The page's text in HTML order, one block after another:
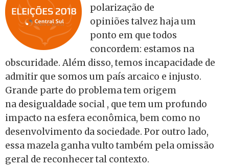
polarização de
opiniões talvez haja um
ponto em que todos
concordem: estamos na
obscuridade. Além disso, temos incapacidade de
admitir que somos um país arcaico e injusto.
Grande parte do problema tem origem
na desigualdade social , que tem um profundo
impacto na esfera econômica, bem como no
desenvolvimento da sociedade. Por outro lado,
essa mazela ganha vulto também pela omissão
geral de reconhecer tal contexto.